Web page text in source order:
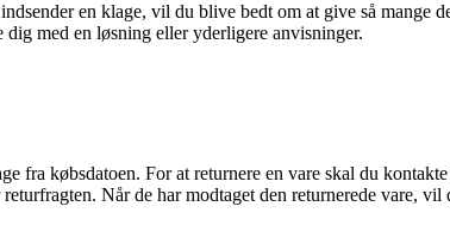
en klage, vil du blive bedt om at give så mange
med en løsning eller yderligere anvisninger.
fra købsdatoen. For at returnere en vare skal du
Når de har modtaget den returnerede vare, vil